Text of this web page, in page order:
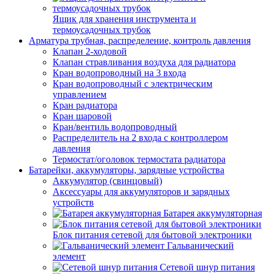
Ящик для хранения инструмента и
термоусадочных трубок
Арматура трубная, распределение, контроль давления
Клапан 2-ходовой
Клапан стравливания воздуха для радиатора
Кран водопроводный на 3 входа
Кран водопроводный с электрическим
управлением
Кран радиатора
Кран шаровой
Кран/вентиль водопроводный
Распределитель на 2 входа с контроллером
давления
Термостат/оголовок термостата радиатора
Батарейки, аккумуляторы, зарядные устройства
Аккумулятор (свинцовый)
Аксессуары для аккумуляторов и зарядных
устройств
Батарея аккумуляторная
Блок питания сетевой для бытовой электроники
Гальванический
элемент
Сетевой шнур питания